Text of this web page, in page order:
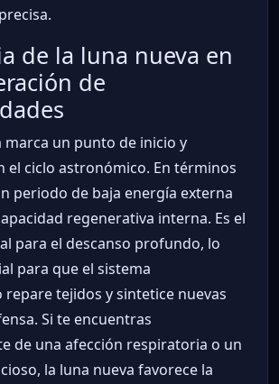
de la luna nueva en
de
marca un punto de inicio y
el ciclo astronómico. En términos
periodo de baja energía externa
regenerativa interna. Es el
para el descanso profundo, lo
para que el sistema
tejidos y sintetice nuevas
Si te encuentras
de una afección respiratoria o un
la luna nueva favorece la